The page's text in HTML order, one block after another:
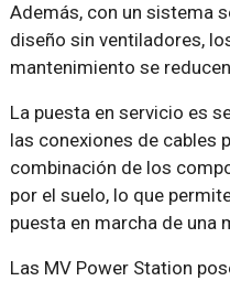
Además, con un sistema
diseño sin ventiladores,
mantenimiento se
La puesta en servicio es
las conexiones de cables
combinación de los
por el suelo, lo que
puesta en marcha de una
Las MV Power Station